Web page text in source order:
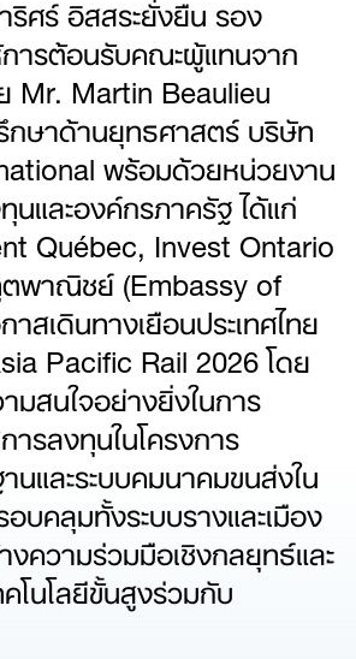
ริศร์ อิสสระยั่งยืน รอง
การต้อนรับคณะผู้แทนจาก
Mr. Martin Beaulieu
กษาด้านยุทธศาสตร์ บริษัท
พร้อมด้วยหน่วยงาน
นและองค์กรภาครัฐ ได้แก่
Québec, Invest Ontario
ตพาณิชย์ (Embassy of
าสเดินทางเยือนประเทศไทย
Pacific Rail 2026 โดย
สนใจอย่างยิ่งในการ
ารลงทุนในโครงการ
นและระบบคมนาคมขนส่งใน
คลุมทั้งระบบรางและเมือง
ความร่วมมือเชิงกลยุทธ์และ
โนโลยีขั้นสูงร่วมกับ